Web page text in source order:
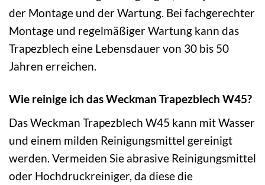
der Montage und der Wartung. Bei fachgerechter
Montage und regelmäßiger Wartung kann das
Trapezblech eine Lebensdauer von 30 bis 50
Jahren erreichen.
Wie reinige ich das Weckman Trapezblech W45?
Das Weckman Trapezblech W45 kann mit Wasser
und einem milden Reinigungsmittel gereinigt
werden. Vermeiden Sie abrasive Reinigungsmittel
oder Hochdruckreiniger, da diese die